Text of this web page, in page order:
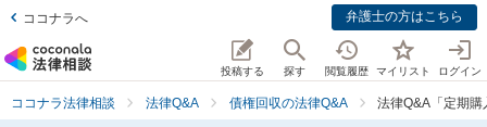
ココナラへ 弁護士の方はこちら
投稿する 探す 閲覧履歴 マイリスト ログイン
ココナラ法律相談 法律Q&A 債権回収の法律Q&A 法律Q&A「定期